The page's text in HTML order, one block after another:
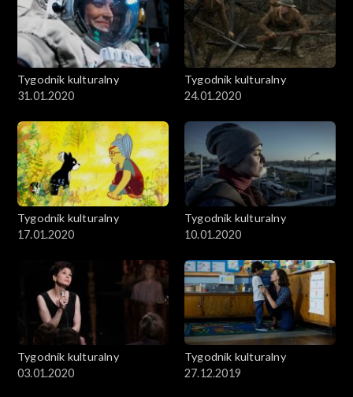
Tygodnik kulturalny
31.01.2020
Tygodnik kulturalny
24.01.2020
Tygodnik kulturalny
17.01.2020
Tygodnik kulturalny
10.01.2020
Tygodnik kulturalny
03.01.2020
Tygodnik kulturalny
27.12.2019